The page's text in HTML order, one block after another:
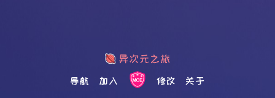
导航 加入 修改 关于